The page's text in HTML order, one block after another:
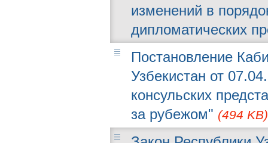
изменений в
дипломатических
Постановление
Узбекистан от
консульских
за рубежом" (494 KB)